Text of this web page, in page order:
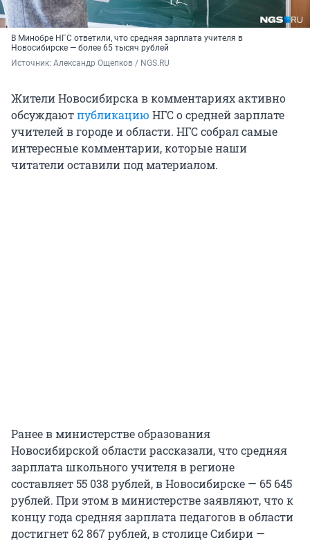
В Минобре НГС ответили, что средняя зарплата учителя в
Новосибирске — более 65 тысяч рублей
Источник: Александр Ощепков / NGS.RU
Жители Новосибирска в комментариях активно
обсуждаютпубликацию НГС о средней зарплате
учителей в городе и области. НГС собрал самые
интересные комментарии, которые наши
читатели оставили под материалом.
Ранее в министерстве образования
Новосибирской области рассказали, что средняя
зарплата школьного учителя в регионе
составляет 55 038 рублей, в Новосибирске — 65 645
рублей. При этом в министерстве заявляют, что к
концу года средняя зарплата педагогов в области
достигнет 62 867 рублей, в столице Сибири —